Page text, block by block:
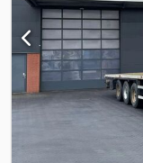
RECENTES